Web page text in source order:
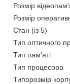
Розмір
Розмір
Стан (із 5)
Тип оптичного
Тип пам'яті
Тип процесора
Типорозмір